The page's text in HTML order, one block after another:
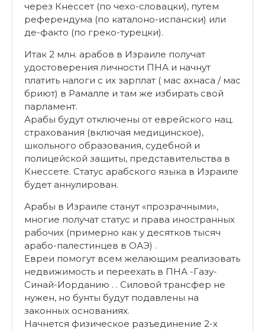
через Кнессет (по чехо-словацки), путем
референдума (по каталоно-испански) или
де-факто (по греко-турецки).
Итак 2 млн. арабов в Израиле получат
удостоверения личности ПНА и начнут
платить налоги с их зарплат ( мас ахнаса / мас
бриют) в Рамалле и там же избирать свой
парламент.
Арабы будут отключены от еврейского нац.
страхования (включая медицинское),
школьного образования, судебной и
полицейской защиты, представительства в
Кнессете. Статус арабского языка в Израиле
будет аннулирован.
Арабы в Израиле станут «прозрачными»,
многие получат статус и права иностранных
рабочих (примерно как у десятков тысяч
арабо-палестинцев в ОАЭ) .
Евреи помогут всем желающим реализовать
недвижимость и переехать в ПНА -Газу-
Синай-Иорданию . . Силовой трансфер не
нужен, но бунты будут подавлены на
законных основаниях.
Начнется физическое разъединение 2-х